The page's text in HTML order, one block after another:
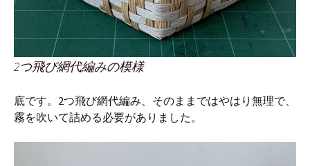
2つ飛び網代編みの模様
底です。2つ飛び網代編み、そのままではやはり無理で、
霧を吹いて詰める必要がありました。